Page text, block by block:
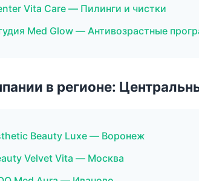
Vita Care — Пилинги и чистки
Med Glow — Антивозрастные
в регионе:
Beauty Luxe — Воронеж
Velvet Vita — Москва